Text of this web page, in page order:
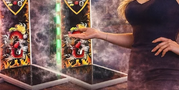
kadar destek
Hedef Kitle: Kimler
Oyun salonu kurmak
Cafe, restoran ve AVM
Otel sahipleri (özellikle